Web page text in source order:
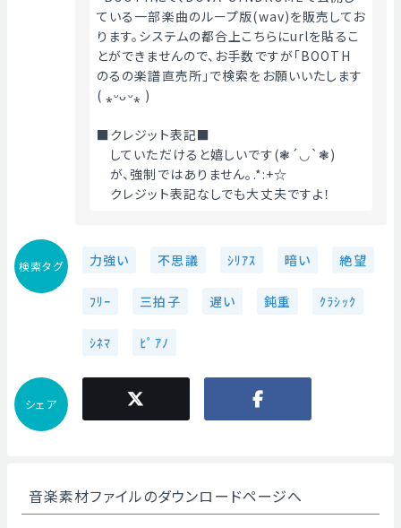
ている一部楽曲のループ版(wav)を販売してお
ります。システムの都合上こちらにurlを貼るこ
とができませんので、お手数ですが「BOOTH
のるの楽譜直売所」で検索をお願いいたします
( ⁎ᵕᴗᵕ⁎ )
■クレジット表記■
していただけると嬉しいです(❃´◡`❃)
が、強制ではありません｡.*:+☆
クレジット表記なしでも大丈夫ですよ！
検索タグ 力強い 不思議 ｼﾘｱｽ 暗い 絶望
ﾌﾘｰ 三拍子 遅い 鈍重 ｸﾗｼｯｸ
ｼﾈﾏ ﾋﾟｱﾉ
シェア
音楽素材ファイルのダウンロードページへ